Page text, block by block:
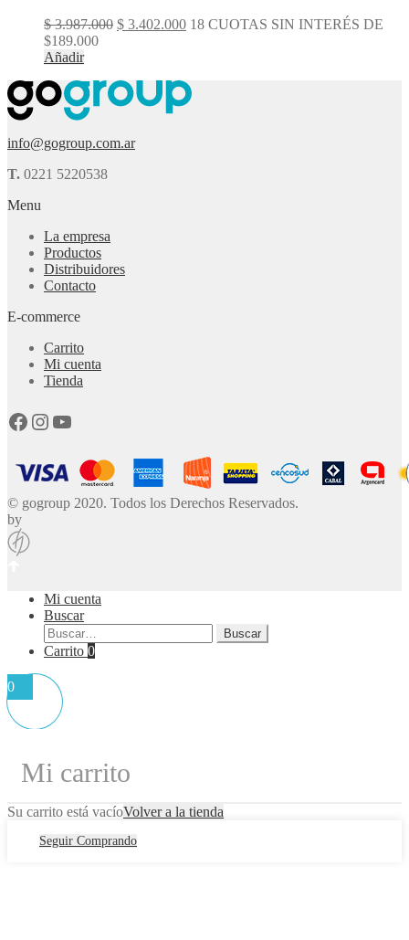
$3.987.000 El
$ 3.987.000.
$ 3.402.000El
$ 3.402.000.
18 CUOTAS SIN INTERÉS DE
$189.000
Añadir
info@gogroup.com.ar
T. 0221 5220538
Menu
La empresa
Productos
Distribuidores
Contacto
E-commerce
Carrito
Mi cuenta
Tienda
Facebook
Instagram
YouTube
© gogroup 2020. Todos los Derechos Reservados.
by
Mi cuenta
Buscar
Buscar
por:
Buscar
Carrito 0
0
Mi carrito
Su carrito está vacíoVolver a la tienda
Seguir Comprando